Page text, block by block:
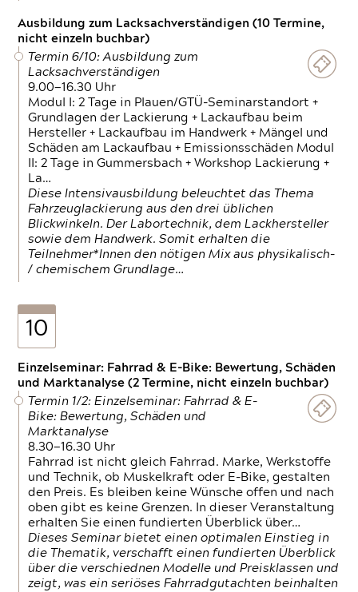
Ausbildung zum Lacksachverständigen (10 Termine,
nicht einzeln buchbar)
Termin 6/10: Ausbildung zum
Lacksachverständigen
9.00—16.30 Uhr
Modul I: 2 Tage in Plauen/GTÜ-Seminarstandort +
Grundlagen der Lackierung + Lackaufbau beim
Hersteller + Lackaufbau im Handwerk + Mängel und
Schäden am Lackaufbau + Emissionsschäden Modul
II: 2 Tage in Gummersbach + Workshop Lackierung +
La…
Diese Intensivausbildung beleuchtet das Thema
Fahrzeuglackierung aus den drei üblichen
Blickwinkeln. Der Labortechnik, dem Lackhersteller
sowie dem Handwerk. Somit erhalten die
Teilnehmer*Innen den nötigen Mix aus physikalisch-
/ chemischem Grundlage…
10
Einzelseminar: Fahrrad & E-Bike: Bewertung, Schäden
und Marktanalyse (2 Termine, nicht einzeln buchbar)
Termin 1/2: Einzelseminar: Fahrrad & E-
Bike: Bewertung, Schäden und
Marktanalyse
8.30—16.30 Uhr
Fahrrad ist nicht gleich Fahrrad. Marke, Werkstoffe
und Technik, ob Muskelkraft oder E-Bike, gestalten
den Preis. Es bleiben keine Wünsche offen und nach
oben gibt es keine Grenzen. In dieser Veranstaltung
erhalten Sie einen fundierten Überblick über…
Dieses Seminar bietet einen optimalen Einstieg in
die Thematik, verschafft einen fundierten Überblick
über die verschiednen Modelle und Preisklassen und
zeigt, was ein seriöses Fahrradgutachten beinhalten